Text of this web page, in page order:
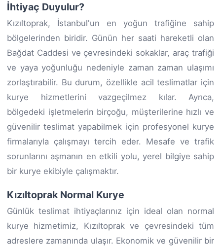
İhtiyaç Duyulur?
Kızıltoprak, İstanbul'un en yoğun trafiğine sahip
bölgelerinden biridir. Günün her saati hareketli olan
Bağdat Caddesi ve çevresindeki sokaklar, araç trafiği
ve yaya yoğunluğu nedeniyle zaman zaman ulaşımı
zorlaştırabilir. Bu durum, özellikle acil teslimatlar için
kurye hizmetlerini vazgeçilmez kılar. Ayrıca,
bölgedeki işletmelerin birçoğu, müşterilerine hızlı ve
güvenilir teslimat yapabilmek için profesyonel kurye
firmalarıyla çalışmayı tercih eder. Mesafe ve trafik
sorunlarını aşmanın en etkili yolu, yerel bilgiye sahip
bir kurye ekibiyle çalışmaktır.
Kızıltoprak Normal Kurye
Günlük teslimat ihtiyaçlarınız için ideal olan normal
kurye hizmetimiz, Kızıltoprak ve çevresindeki tüm
adreslere zamanında ulaşır. Ekonomik ve güvenilir bir